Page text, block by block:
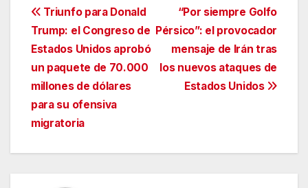
Navegación
de
entradas
“Por siempre Golfo
Pérsico”: el provocador
mensaje de Irán tras
los nuevos ataques de
Estados Unidos
Triunfo para Donald
Trump: el Congreso de
Estados Unidos aprobó
un paquete de 70.000
millones de dólares
para su ofensiva
migratoria